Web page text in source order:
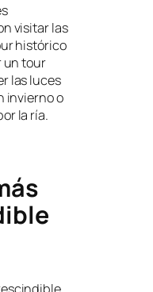
visitar las
histórico
un tour
las luces
invierno o
la ría.